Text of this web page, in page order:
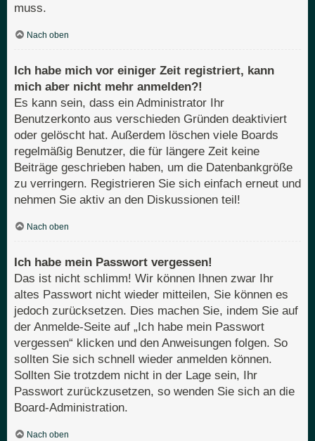
muss.
Nach oben
Ich habe mich vor einiger Zeit registriert, kann
mich aber nicht mehr anmelden?!
Es kann sein, dass ein Administrator Ihr
Benutzerkonto aus verschieden Gründen deaktiviert
oder gelöscht hat. Außerdem löschen viele Boards
regelmäßig Benutzer, die für längere Zeit keine
Beiträge geschrieben haben, um die Datenbankgröße
zu verringern. Registrieren Sie sich einfach erneut und
nehmen Sie aktiv an den Diskussionen teil!
Nach oben
Ich habe mein Passwort vergessen!
Das ist nicht schlimm! Wir können Ihnen zwar Ihr
altes Passwort nicht wieder mitteilen, Sie können es
jedoch zurücksetzen. Dies machen Sie, indem Sie auf
der Anmelde-Seite auf „Ich habe mein Passwort
vergessen“ klicken und den Anweisungen folgen. So
sollten Sie sich schnell wieder anmelden können.
Sollten Sie trotzdem nicht in der Lage sein, Ihr
Passwort zurückzusetzen, so wenden Sie sich an die
Board-Administration.
Nach oben